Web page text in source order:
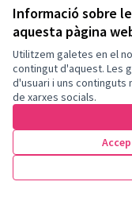
Informació sobre
aquesta pàgina
Utilitzem galetes en el
contingut d'aquest. Les
d'usuari i uns
de xarxes socials.
21
Suports
Configuració de les
Català
Triar la llenguaElegir el
(Enllaç extern)programari